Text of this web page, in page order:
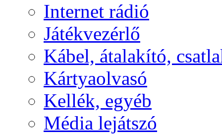
Internet rádió
Játékvezérlő
Kábel, átalakító,
Kártyaolvasó
Kellék, egyéb
Média lejátszó